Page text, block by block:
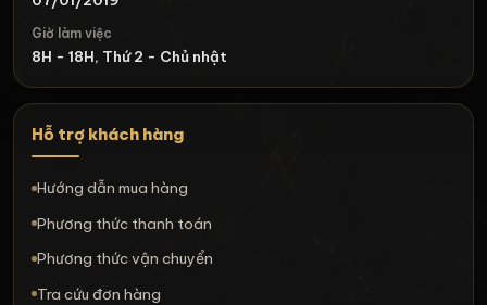
Giờ làm việc
8H - 18H, Thứ 2 - Chủ nhật
Hỗ trợ khách hàng
Hướng dẫn mua hàng
Phương thức thanh toán
Phương thức vận chuyển
Tra cứu đơn hàng